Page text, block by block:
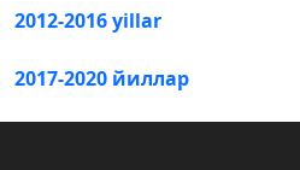
2012-2016 yillar
2017-2020 йиллар